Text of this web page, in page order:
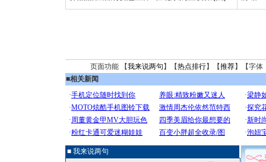
页面功能 【我来说两句 】【热点排行】【推荐】【字体
■相关新闻
■ 我来说两句